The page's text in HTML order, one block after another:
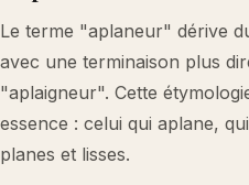
Le terme "aplaneur" dérive
avec une terminaison plus
"aplaigneur". Cette
essence : celui qui aplane,
planes et lisses.